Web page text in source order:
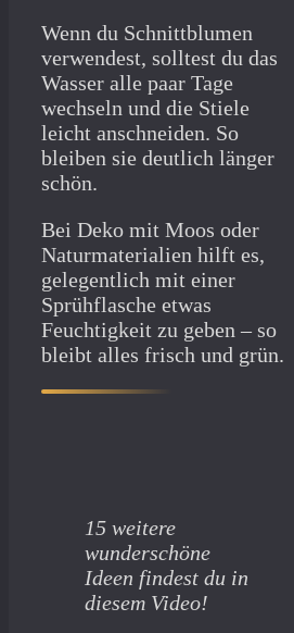
Wenn du Schnittblumen
verwendest, solltest du das
Wasser alle paar Tage
wechseln und die Stiele
leicht anschneiden. So
bleiben sie deutlich länger
schön.
Bei Deko mit Moos oder
Naturmaterialien hilft es,
gelegentlich mit einer
Sprühflasche etwas
Feuchtigkeit zu geben – so
bleibt alles frisch und grün.
15 weitere
wunderschöne
Ideen findest du in
diesem Video!